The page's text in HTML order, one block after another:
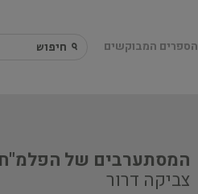
הספרים המבוקשים
המסתערבים של הפלמ"ח
צביקה דרור